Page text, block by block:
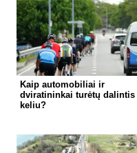
Kaip automobiliai ir
dviratininkai turėtų dalintis
keliu?